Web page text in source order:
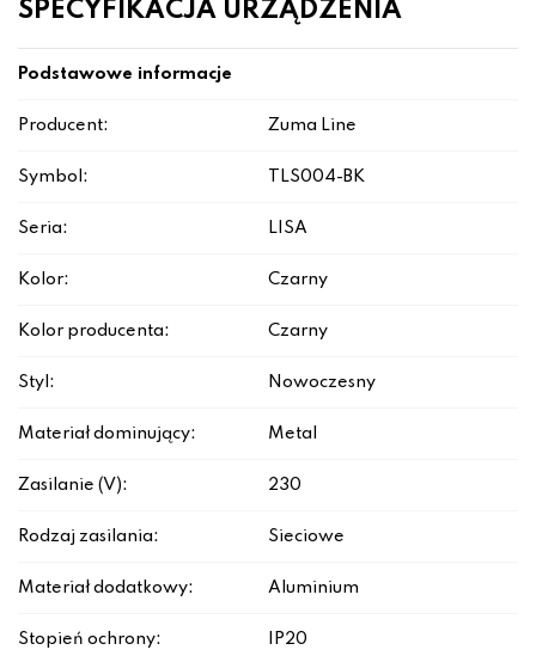
SPECYFIKACJA URZĄDZENIA
Podstawowe informacje
Producent: Zuma Line
Symbol: TLS004-BK
Seria: LISA
Kolor: Czarny
Kolor producenta: Czarny
Styl: Nowoczesny
Materiał dominujący: Metal
Zasilanie (V): 230
Rodzaj zasilania: Sieciowe
Materiał dodatkowy: Aluminium
Stopień ochrony: IP20